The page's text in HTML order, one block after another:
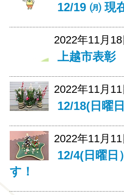
12/19 ㈪ 現
2022年11月
上越市表彰
2022年11月
12/18(日曜
2022年11月
12/4(日曜
す！